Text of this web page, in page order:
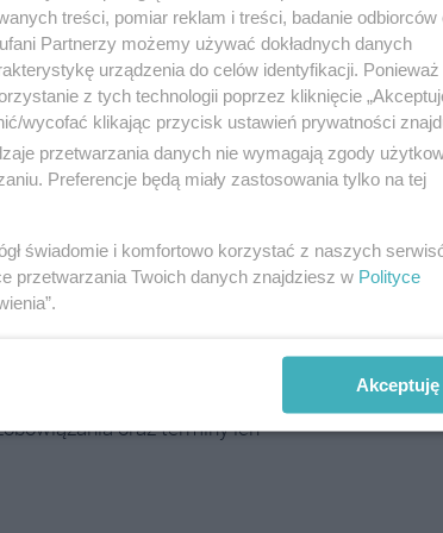
nad finansami i spokojny
znacznie ułatwić proces
zwiększa przejrzystość i
budżetem może
finansowej.
W pierwszej
oraz terminy ich
treści, pomiar reklam i treści, badanie odbiorców
Partnerzy możemy używać dokładnych danych
urządzenia do celów identyfikacji. Ponieważ
z tych technologii poprzez kliknięcie
wycofać klikając przycisk ustawień prywatności
przetwarzania danych nie wymagają zgody
Preferencje będą miały zastosowania tylko na tej
świadomie i komfortowo korzystać z naszych
przetwarzania Twoich danych znajdziesz w Polityce
Akceptuję